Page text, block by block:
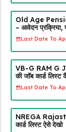
Old Age
– आवेदन प्रक्रिया,
Last Date To
VB-G RAM G
की जॉब कार्ड
Last Date To
NREGA
कार्ड लिस्ट ऐसे देखो